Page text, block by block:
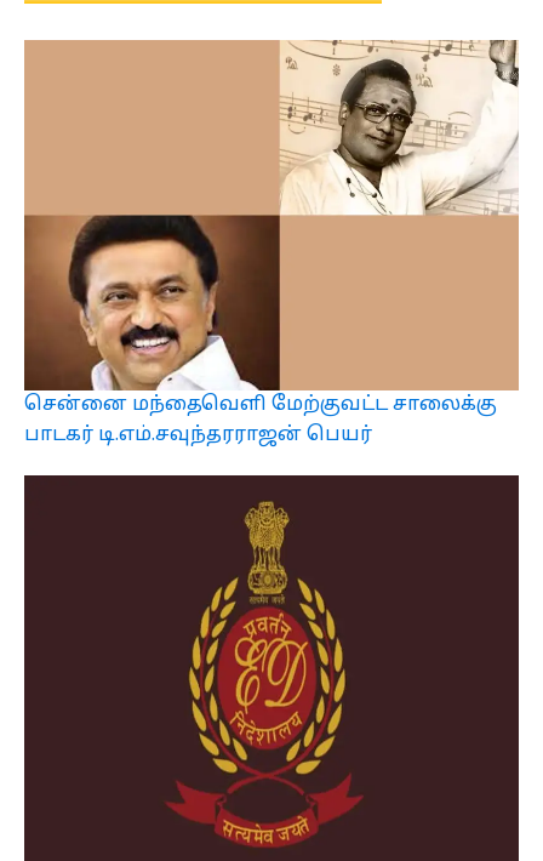
சென்னை மந்தைவெளி மேற்குவட்ட சாலைக்கு
பாடகர் டி.எம்.சவுந்தரராஜன் பெயர்